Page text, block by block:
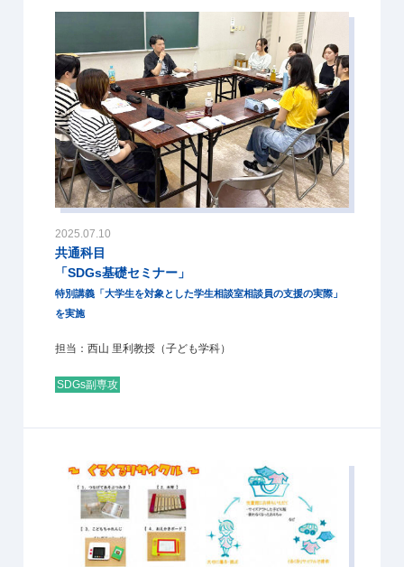
2025.07.10
共通科目
「SDGs基礎セミナー」
特別講義「大学生を対象とした学生相談室相談員の支援の実際」
を実施
担当：西山 里利教授（子ども学科）
SDGs副専攻